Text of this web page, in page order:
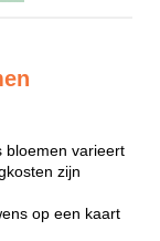
bloemen varieert
zijn
op een kaart